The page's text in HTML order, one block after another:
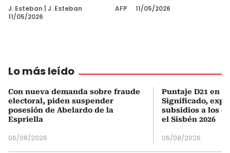
J. Esteban
J. Esteban
11/05/2026
AFP 11/05/2026
Lo más leído
Con nueva demanda sobre fraude
electoral, piden suspender
posesión de Abelardo de la
Espriella
06/08/2026
Puntaje D21 en
Significado,
subsidios a los
el Sisbén 2026
06/08/2026